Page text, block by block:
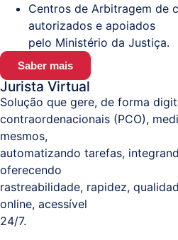
Centros de Arbitragem de
autorizados e apoiados
pelo Ministério da Justiça.
Saber mais
Jurista Virtual
Solução que gere, de forma
contraordenacionais (PCO),
mesmos,
automatizando tarefas,
oferecendo
rastreabilidade, rapidez,
online, acessível
24/7.